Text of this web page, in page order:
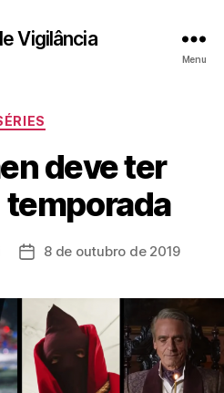
Vigilância
Menu
Categorias
deve ter
temporada
Data8 de outubro de 2019